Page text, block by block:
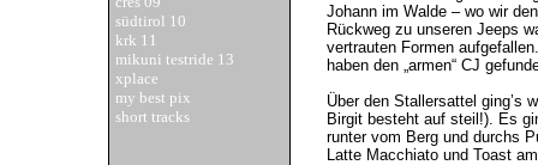
Johann im Walde – wo wir
Rückweg zu unseren Jeeps
vertrauten Formen
haben den „armen“ CJ
Über den Stallersattel ging’s
Birgit besteht auf steil!). Es
runter vom Berg und durchs
Latte Macchiato und Toast
südtirol 10
krk 11
mikuni testride 13
xplace
my best pix
short tracks